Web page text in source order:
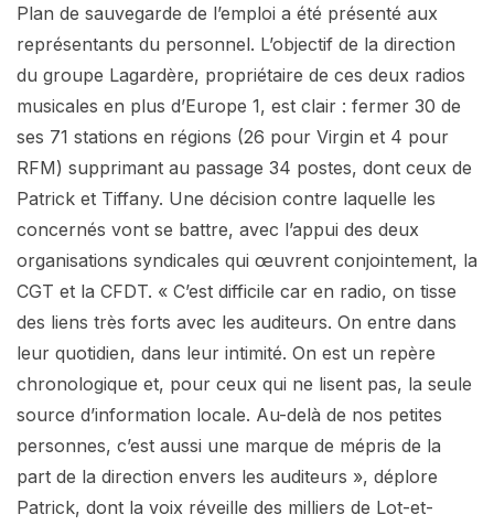
Plan de sauvegarde de l’emploi a été présenté aux
représentants du personnel. L’objectif de la direction
du groupe Lagardère, propriétaire de ces deux radios
musicales en plus d’Europe 1, est clair : fermer 30 de
ses 71 stations en régions (26 pour Virgin et 4 pour
RFM) supprimant au passage 34 postes, dont ceux de
Patrick et Tiffany. Une décision contre laquelle les
concernés vont se battre, avec l’appui des deux
organisations syndicales qui œuvrent conjointement, la
CGT et la CFDT. « C’est difficile car en radio, on tisse
des liens très forts avec les auditeurs. On entre dans
leur quotidien, dans leur intimité. On est un repère
chronologique et, pour ceux qui ne lisent pas, la seule
source d’information locale. Au-delà de nos petites
personnes, c’est aussi une marque de mépris de la
part de la direction envers les auditeurs », déplore
Patrick, dont la voix réveille des milliers de Lot-et-